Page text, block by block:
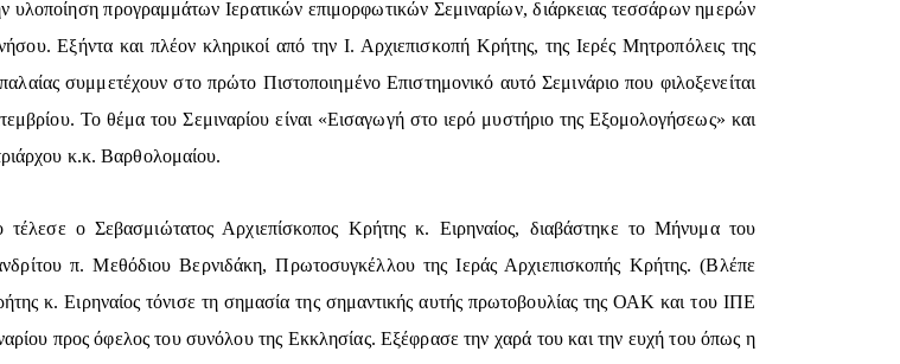
προγραμμάτων Ιερατικών επιμορφωτικών Σεμιναρίων, διάρκειας τεσσάρων ημερών
Εξήντα και πλέον κληρικοί από την Ι. Αρχιεπισκοπή Κρήτης, της Ιερές Μητροπόλεις της
συμμετέχουν στο πρώτο Πιστοποιημένο Επιστημονικό αυτό Σεμινάριο που φιλοξενείται
Το θέμα του Σεμιναρίου είναι «Εισαγωγή στο ιερό μυστήριο της Εξομολογήσεως» και
κ.κ. Βαρθολομαίου.
ο Σεβασμιώτατος Αρχιεπίσκοπος Κρήτης κ. Ειρηναίος, διαβάστηκε το Μήνυμα του
π. Μεθόδιου Βερνιδάκη, Πρωτοσυγκέλλου της Ιεράς Αρχιεπισκοπής Κρήτης. (Βλέπε
κ. Ειρηναίος τόνισε τη σημασία της σημαντικής αυτής πρωτοβουλίας της ΟΑΚ και του ΙΠΕ
προς όφελος του συνόλου της Εκκλησίας. Εξέφρασε την χαρά του και την ευχή του όπως η